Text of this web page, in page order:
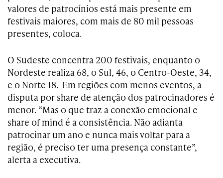
valores de patrocínios está mais presente em
festivais maiores, com mais de 80 mil pessoas
presentes, coloca.
O Sudeste concentra 200 festivais, enquanto o
Nordeste realiza 68, o Sul, 46, o Centro-Oeste, 34,
e o Norte 18. Em regiões com menos eventos, a
disputa por share de atenção dos patrocinadores é
menor. “Mas o que traz a conexão emocional e
share of mind é a consistência. Não adianta
patrocinar um ano e nunca mais voltar para a
região, é preciso ter uma presença constante”,
alerta a executiva.